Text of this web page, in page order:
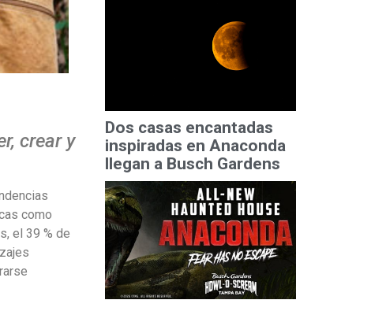
crear y
como
el 39 % de
Dos casas encantadas
inspiradas en Anaconda
llegan a Busch Gardens